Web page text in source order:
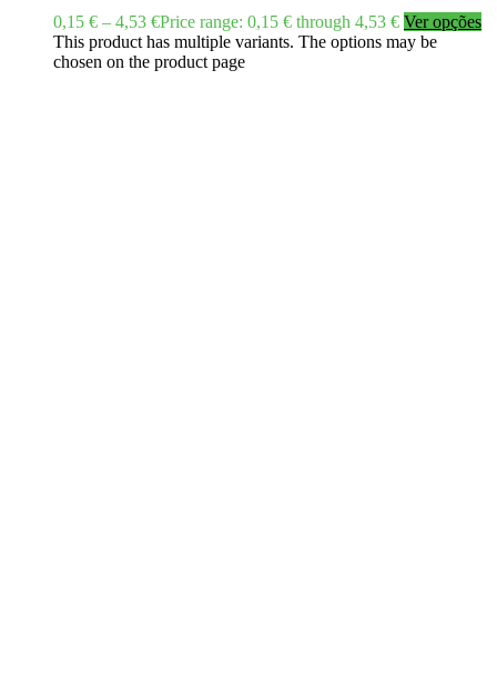
0,15 € – 4,53 €Price range: 0,15 € through 4,53 € Ver opções
This product has multiple variants. The options may be
chosen on the product page